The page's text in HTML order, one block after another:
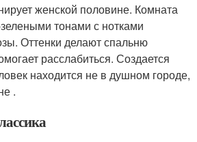
женской половине. Комната
тонами с нотками
Оттенки делают спальню
расслабиться. Создается
находится не в душном городе,
.